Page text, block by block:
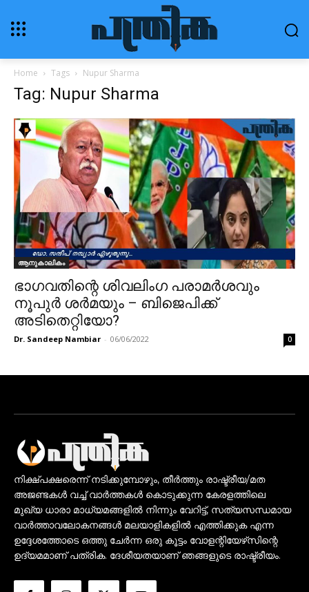
Home Tags Nupur Sharma
Tag: Nupur Sharma
ആനുകാലികം
ഭാഗവതിന്റെ ശിവലിംഗ പരാമർശവും
നൂപുർ ശർമയും – ബിജെപിക്ക്
അടിതെറ്റിയോ?
Dr. Sandeep Nambiar - 06/06/2022 0
നിക്ഷ്പക്ഷരെന്ന് നടിക്കുമ്പോഴും, തീർത്തും രാഷ്ട്രീയ/മത
അജണ്ടകൾ വച്ച് വാർത്തകൾ കൊടുക്കുന്ന കേരളത്തിലെ
മുഖ്യ ധാരാ മാധ്യമങ്ങളിൽ നിന്നും വേറിട്ട്, സത്യസന്ധമായ
വാർത്താവലോകനങ്ങൾ മലയാളികളിൽ എത്തിക്കുക എന്ന
ഉദ്ദേശത്തോടെ ഒത്തു ചേർന്ന ഒരു കൂട്ടം വോളന്റിയേഴ്‌സിന്റെ
ഉദ്യമമാണ് പത്രിക. ദേശീയതയാണ് ഞങ്ങളുടെ രാഷ്ട്രീയം.